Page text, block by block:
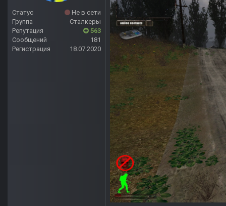
Статус
Не в сети
Группа
Сталкеры
Репутация
563
Сообщений
181
Регистрация
18.07.2020